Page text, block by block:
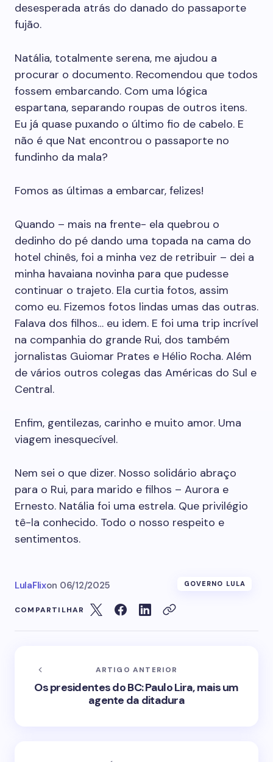
desesperada atrás do danado do passaporte
fujão.
Natália, totalmente serena, me ajudou a
procurar o documento. Recomendou que todos
fossem embarcando. Com uma lógica
espartana, separando roupas de outros itens.
Eu já quase puxando o último fio de cabelo. E
não é que Nat encontrou o passaporte no
fundinho da mala?
Fomos as últimas a embarcar, felizes!
Quando – mais na frente- ela quebrou o
dedinho do pé dando uma topada na cama do
hotel chinês, foi a minha vez de retribuir – dei a
minha havaiana novinha para que pudesse
continuar o trajeto. Ela curtia fotos, assim
como eu. Fizemos fotos lindas umas das outras.
Falava dos filhos… eu idem. E foi uma trip incrível
na companhia do grande Rui, dos também
jornalistas Guiomar Prates e Hélio Rocha. Além
de vários outros colegas das Américas do Sul e
Central.
Enfim, gentilezas, carinho e muito amor. Uma
viagem inesquecível.
Nem sei o que dizer. Nosso solidário abraço
para o Rui, para marido e filhos – Aurora e
Ernesto. Natália foi uma estrela. Que privilégio
tê-la conhecido. Todo o nosso respeito e
sentimentos.
LulaFlixon 06/12/2025 GOVERNO LULA
COMPARTILHAR
ARTIGO ANTERIOR
Os presidentes do BC: Paulo Lira, mais um
agente da ditadura